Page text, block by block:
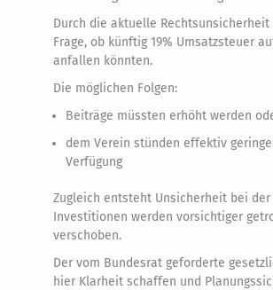
Durch die aktuelle
Frage, ob künftig 19% Umsatzsteuer
anfallen könnten.
Die möglichen Folgen:
Beiträge müssten erhöht werden
dem Verein stünden effektiv
Verfügung
Zugleich entsteht Unsicherheit bei der
Investitionen werden vorsichtiger
verschoben.
Der vom Bundesrat geforderte
hier Klarheit schaffen und